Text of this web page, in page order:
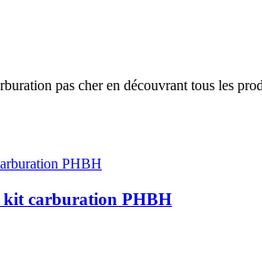
pas cher en découvrant tous les
kit carburation PHBH